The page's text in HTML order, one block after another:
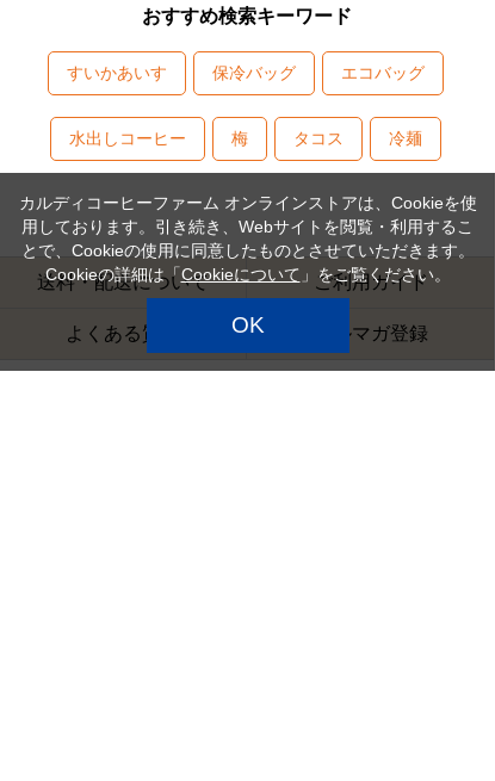
おすすめ検索キーワード
すいかあいす 保冷バッグ エコバッグ
水出しコーヒー 梅 タコス 冷麺
送料・配送について ご利用ガイド
よくある質問 メルマガ登録
カルディコーヒーファーム オンラインストアは、Cookieを使
用しております。引き続き、Webサイトを閲覧・利用するこ
とで、Cookieの使用に同意したものとさせていただきます。
Cookieの詳細は「Cookieについて 」をご覧ください。
OK